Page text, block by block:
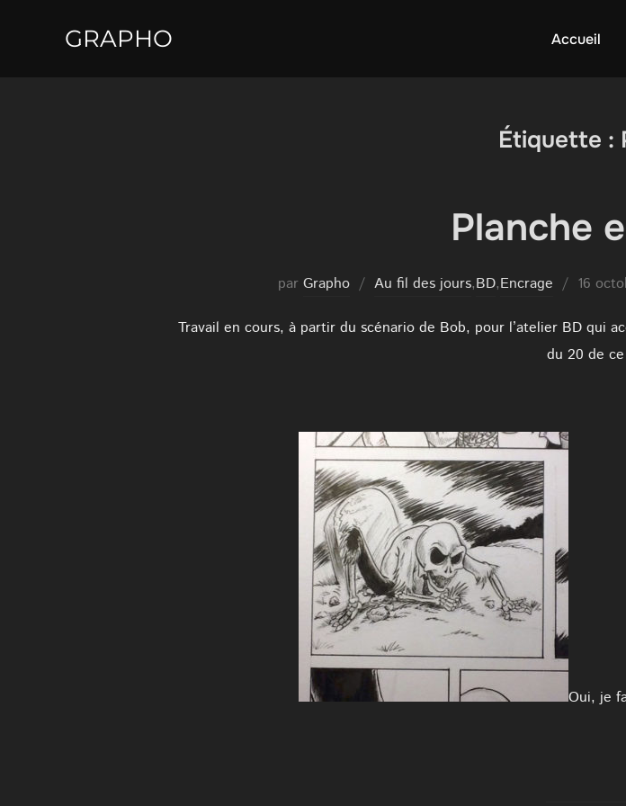
GRAPHO Accueil
Étiquette :
Planche
par Grapho Au fil des jours,BD,Encrage
Publié
16
Travail en cours, à partir du scénario de Bob, pour l’atelier BD qui
du 20 de
Oui, je